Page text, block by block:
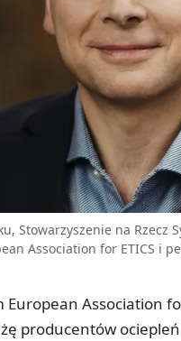
Stowarzyszenie na
Association for ETICS i
Association
producentów